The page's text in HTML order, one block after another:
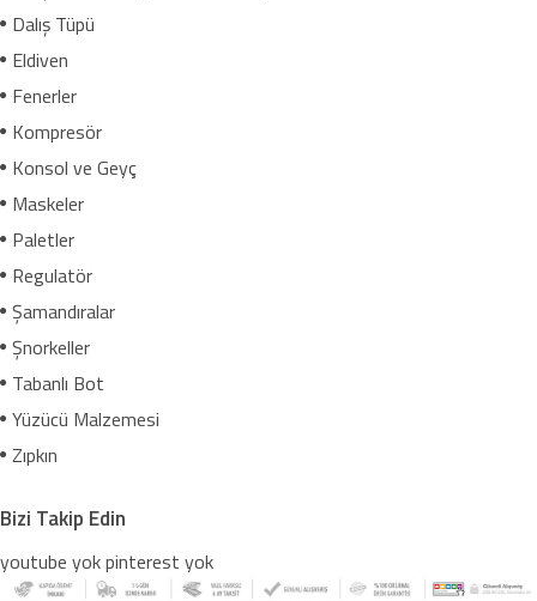
Dalış Tüpü
Eldiven
Fenerler
Kompresör
Konsol ve Geyç
Maskeler
Paletler
Regulatör
Şamandıralar
Şnorkeller
Tabanlı Bot
Yüzücü Malzemesi
Zıpkın
Bizi Takip Edin
youtube yokpinterest yok